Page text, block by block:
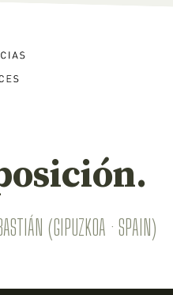
(GIPUZKOA · SPAIN)